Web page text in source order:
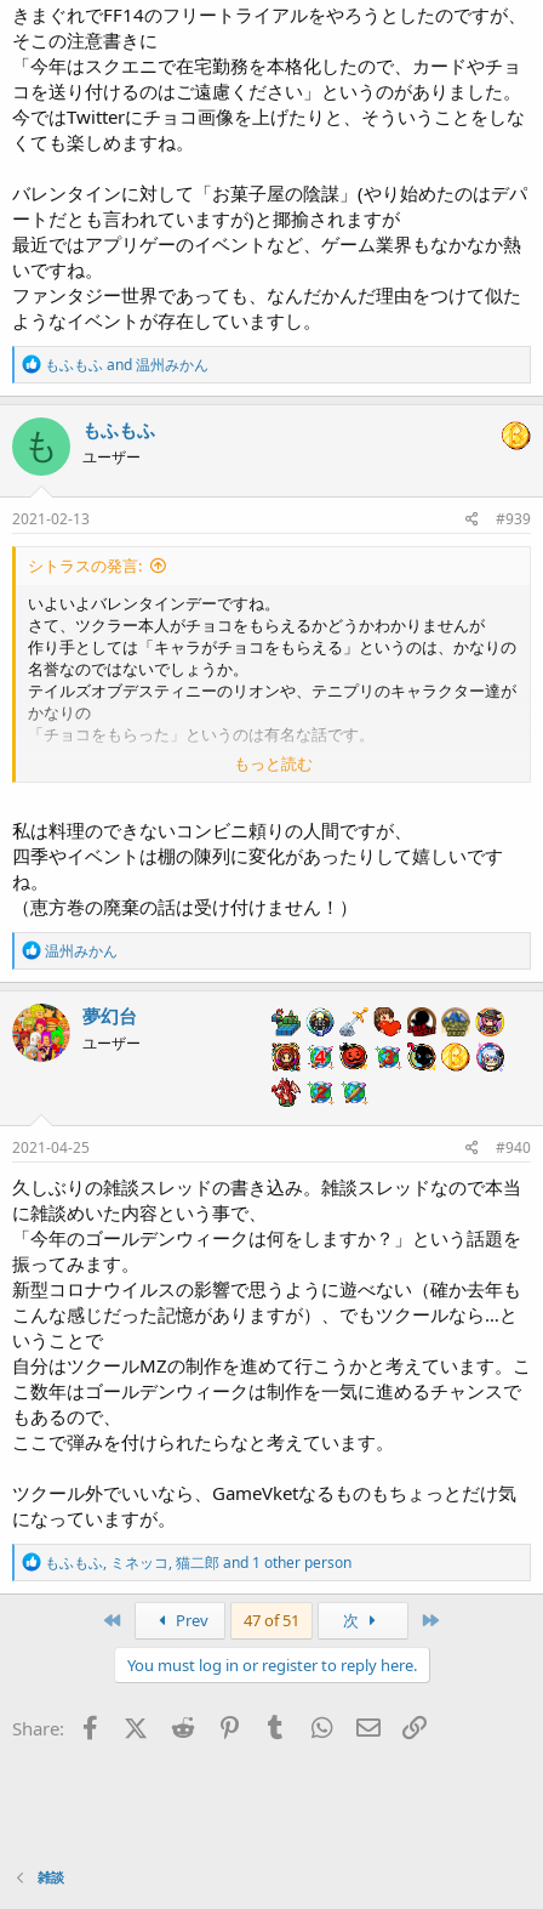
きまぐれでFF14のフリートライアルをやろうとしたのですが、
そこの注意書きに
「今年はスクエニで在宅勤務を本格化したので、カードやチョ
コを送り付けるのはご遠慮ください」というのがありました。
今ではTwitterにチョコ画像を上げたりと、そういうことをしな
くても楽しめますね。
バレンタインに対して「お菓子屋の陰謀」(やり始めたのはデパ
ートだとも言われていますが)と揶揄されますが
最近ではアプリゲーのイベントなど、ゲーム業界もなかなか熱
いですね。
ファンタジー世界であっても、なんだかんだ理由をつけて似た
ようなイベントが存在していますし。
R
e
a
c
i
o
n
s
もふもふand温州みかん
も もふもふ
ユーザー
2021-02-13 #939
シトラスの発言:
いよいよバレンタインデーですね。
さて、ツクラー本人がチョコをもらえるかどうかわかりませんが
作り手としては「キャラがチョコをもらえる」というのは、かなりの
名誉なのではないでしょうか。
テイルズオブデスティニーのリオンや、テニプリのキャラクター達が
かなりの
「チョコをもらった」というのは有名な話です。
きまぐれでFF14のフリートライアルをやろうとしたのですが、そこ
「今年はスクエニで在宅勤務を本格化したので、カードやチョコを送
り付けるのはご遠慮ください」というのがありました。
今ではTwitterにチョコ画像を上げたりと、そういうことをしなくて
も楽しめますね。
バレンタインに対して「お菓子屋の陰謀」(やり始めたのはデパート
だとも言われていますが)と揶揄されますが
最近ではアプリゲーのイベントなど、ゲーム業界もなかなか熱いです
ファンタジー世界であっても、なんだかんだ理由をつけて似たような
イベントが存在していますし。
もっと読む
私は料理のできないコンビニ頼りの人間ですが、
四季やイベントは棚の陳列に変化があったりして嬉しいです
ね。
（恵方巻の廃棄の話は受け付けません！）
R
e
a
c
t
i
o
:
温州みかん
夢幻台
ユーザー
2021-04-25 #940
久しぶりの雑談スレッドの書き込み。雑談スレッドなので本当
に雑談めいた内容という事で、
「今年のゴールデンウィークは何をしますか？」という話題を
振ってみます。
新型コロナウイルスの影響で思うように遊べない（確か去年も
こんな感じだった記憶がありますが）、でもツクールなら…と
いうことで
自分はツクールMZの制作を進めて行こうかと考えています。こ
こ数年はゴールデンウィークは制作を一気に進めるチャンスで
もあるので、
ここで弾みを付けられたらなと考えています。
ツクール外でいいなら、GameVketなるものもちょっとだけ気
になっていますが。
R
e
a
:
もふもふ, ミネッコ,猫二郎and 1 other person
Prev 47 of 51 次
You must log in or register to reply here.
Share: FacebookX (Twitter)
Reddit PinterestTumblr WhatsApp
Eメール
雑談